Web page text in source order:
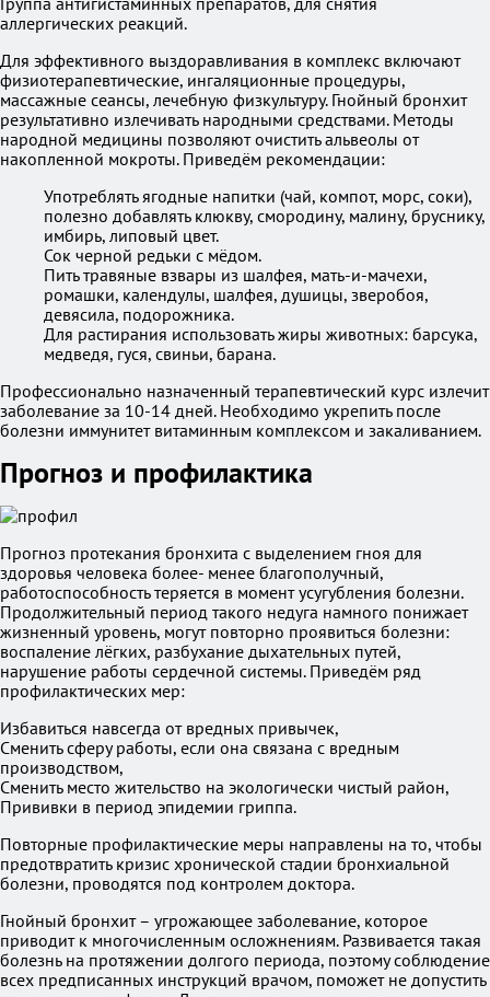
аллергических реакций.
Для эффективного выздоравливания в комплекс включают
физиотерапевтические, ингаляционные процедуры,
массажные сеансы, лечебную физкультуру. Гнойный бронхит
результативно излечивать народными средствами. Методы
народной медицины позволяют очистить альвеолы от
накопленной мокроты. Приведём рекомендации:
Употреблять ягодные напитки (чай, компот, морс, соки),
полезно добавлять клюкву, смородину, малину, бруснику,
имбирь, липовый цвет.
Сок черной редьки с мёдом.
Пить травяные взвары из шалфея, мать-и-мачехи,
ромашки, календулы, шалфея, душицы, зверобоя,
девясила, подорожника.
Для растирания использовать жиры животных: барсука,
медведя, гуся, свиньи, барана.
Профессионально назначенный терапевтический курс излечит
заболевание за 10-14 дней. Необходимо укрепить после
болезни иммунитет витаминным комплексом и закаливанием.
Прогноз и профилактика
Прогноз протекания бронхита с выделением гноя для
здоровья человека более- менее благополучный,
работоспособность теряется в момент усугубления болезни.
Продолжительный период такого недуга намного понижает
жизненный уровень, могут повторно проявиться болезни:
воспаление лёгких, разбухание дыхательных путей,
нарушение работы сердечной системы. Приведём ряд
профилактических мер:
Избавиться навсегда от вредных привычек,
Сменить сферу работы, если она связана с вредным
производством,
Сменить место жительство на экологически чистый район,
Прививки в период эпидемии гриппа.
Повторные профилактические меры направлены на то, чтобы
предотвратить кризис хронической стадии бронхиальной
болезни, проводятся под контролем доктора.
Гнойный бронхит – угрожающее заболевание, которое
приводит к многочисленным осложнениям. Развивается такая
болезнь на протяжении долгого периода, поэтому соблюдение
всех предписанных инструкций врачом, поможет не допустить